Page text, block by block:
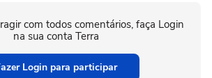
com todos comentários, faça Login
na sua conta Terra
Login para participar